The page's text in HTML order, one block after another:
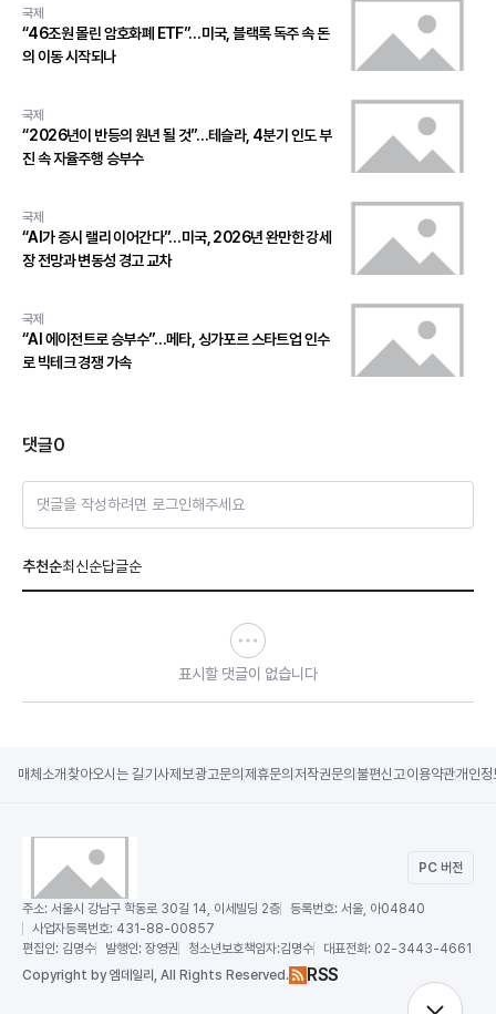
국제
“46조원 몰린 암호화폐 ETF”…미국, 블랙록 독주 속 돈
의 이동 시작되나
국제
“2026년이 반등의 원년 될 것”…테슬라, 4분기 인도 부
진 속 자율주행 승부수
국제
“AI가 증시 랠리 이어간다”…미국, 2026년 완만한 강세
장 전망과 변동성 경고 교차
국제
“AI 에이전트로 승부수”…메타, 싱가포르 스타트업 인수
로 빅테크 경쟁 가속
댓글0
댓글을 작성하려면 로그인해주세요
추천순최신순답글순
표시할 댓글이 없습니다
매체소개 찾아오시는 길기사제보광고문의 제휴문의 저작권문의 불편신고이용약관개인정
PC 버전
주소: 서울시 강남구 학동로 30길 14, 이세빌딩 2층 등록번호: 서울, 아04840
사업자등록번호: 431-88-00857
편집인: 김명수 발행인: 장영권 청소년보호책임자:김명수 대표전화: 02-3443-4661
Copyright by 엠데일리, All Rights Reserved. RSS